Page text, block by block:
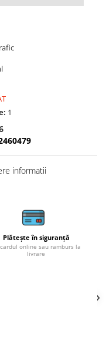
1
informatii
Plătește în siguranță
online sau ramburs la
livrare